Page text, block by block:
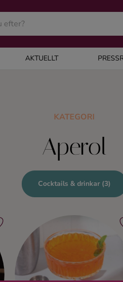
AKTUELLT
KATEGORI
Aperol
Cocktails & drinkar (3)